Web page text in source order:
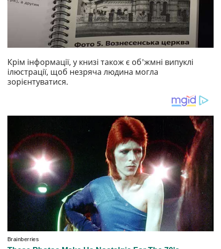
Крім інформації, у книзі також є об'жмні випуклі
ілюстрації, щоб незряча людина могла
зорієнтуватися.